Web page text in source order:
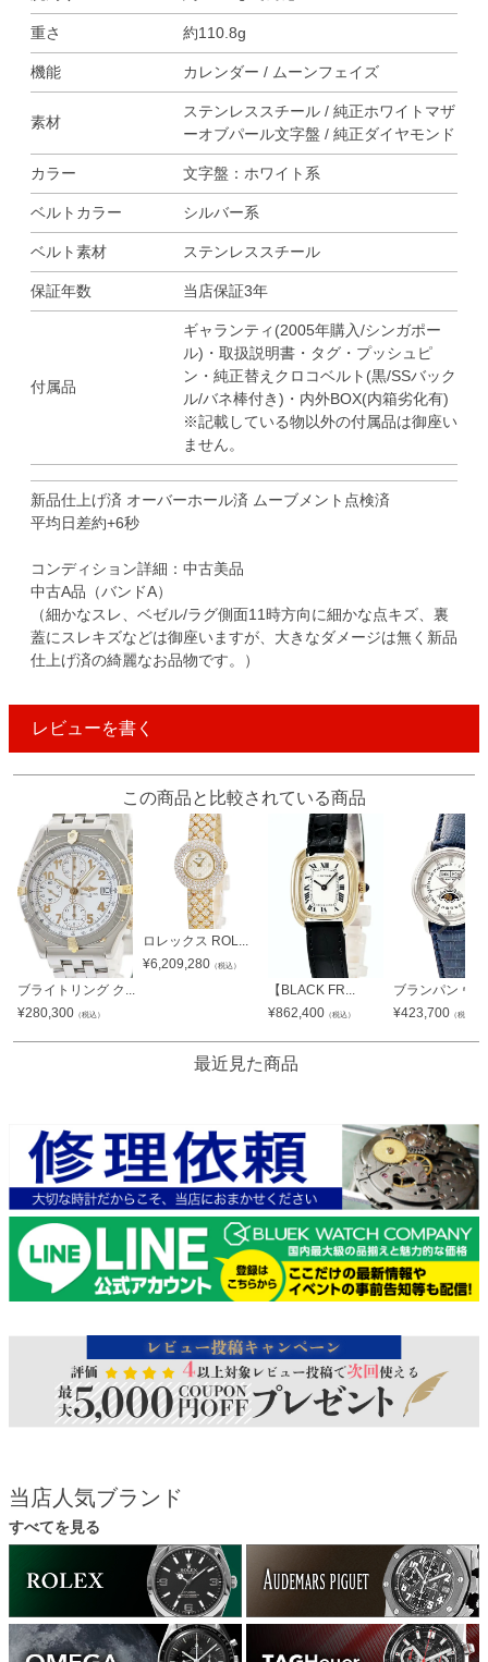
重さ 約110.8g
機能 カレンダー / ムーンフェイズ
素材
ステンレススチール / 純正ホワイトマザ
ーオブパール文字盤 / 純正ダイヤモンド
カラー 文字盤：ホワイト系
ベルトカラー シルバー系
ベルト素材 ステンレススチール
保証年数 当店保証3年
付属品
ギャランティ(2005年購入/シンガポー
ル)・取扱説明書・タグ・プッシュピ
ン・純正替えクロコベルト(黒/SSバック
ル/バネ棒付き)・内外BOX(内箱劣化有)
※記載している物以外の付属品は御座い
ません。
新品仕上げ済 オーバーホール済 ムーブメント点検済
平均日差約+6秒
コンディション詳細：中古美品
中古A品（バンドA）
（細かなスレ、ベゼル/ラグ側面11時方向に細かな点キズ、裏
蓋にスレキズなどは御座いますが、大きなダメージは無く新品
仕上げ済の綺麗なお品物です。）
レビューを書く
この商品と比較されている商品
ブライトリング ク...
¥280,300 （税込）
ロレックス ROL...
¥6,209,280 （税込）
【BLACK FR...
¥862,400 （税込）
ブランパン ヴ
¥423,700 （税込）
最近見た商品
当店人気ブランド
すべてを見る